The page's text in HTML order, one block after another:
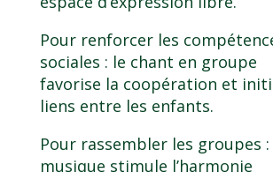
Pour renforcer les
sociales : le chant en groupe
favorise la coopération et
liens entre les enfants.
Pour rassembler les groupes :
musique stimule l’harmonie